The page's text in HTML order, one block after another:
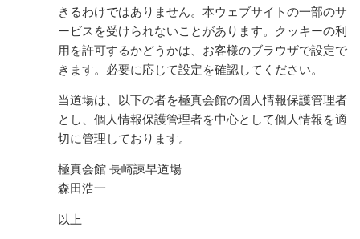
きるわけではありません。本ウェブサイトの一部のサ
ービスを受けられないことがあります。クッキーの利
用を許可するかどうかは、お客様のブラウザで設定で
きます。必要に応じて設定を確認してください。
当道場は、以下の者を極真会館の個人情報保護管理者
とし、個人情報保護管理者を中心として個人情報を適
切に管理しております。
極真会館 長崎諫早道場
森田浩一
以上